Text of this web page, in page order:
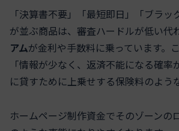
「決算書不要」「最短即日」「ブラッ
が並ぶ商品は、審査ハードルが低い代
アムが金利や手数料に乗っています。
「情報が少なく、返済不能になる確率
に貸すために上乗せする保険料のよう
ホームページ制作資金でそのゾーンの